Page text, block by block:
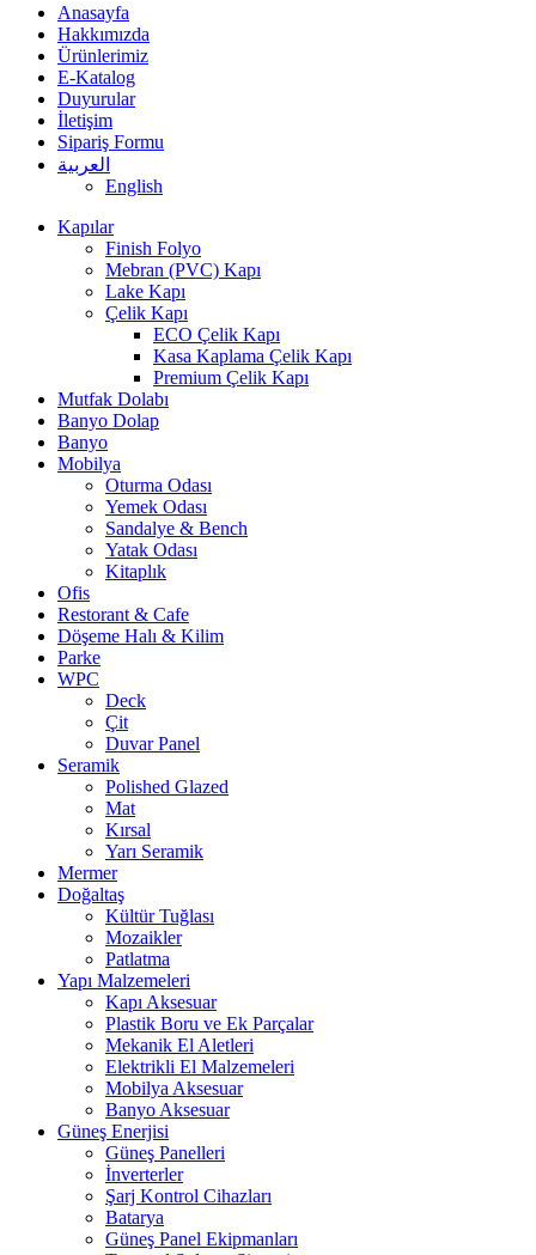
Anasayfa
Hakkımızda
Ürünlerimiz
E-Katalog
Duyurular
İletişim
Sipariş Formu
العربية
English
Kapılar
Finish Folyo
Mebran (PVC) Kapı
Lake Kapı
Çelik Kapı
ECO Çelik Kapı
Kasa Kaplama Çelik Kapı
Premium Çelik Kapı
Mutfak Dolabı
Banyo Dolap
Banyo
Mobilya
Oturma Odası
Yemek Odası
Sandalye & Bench
Yatak Odası
Kitaplık
Ofis
Restorant & Cafe
Döşeme Halı & Kilim
Parke
WPC
Deck
Çit
Duvar Panel
Seramik
Polished Glazed
Mat
Kırsal
Yarı Seramik
Mermer
Doğaltaş
Kültür Tuğlası
Mozaikler
Patlatma
Yapı Malzemeleri
Kapı Aksesuar
Plastik Boru ve Ek Parçalar
Mekanik El Aletleri
Elektrikli El Malzemeleri
Mobilya Aksesuar
Banyo Aksesuar
Güneş Enerjisi
Güneş Panelleri
İnverterler
Şarj Kontrol Cihazları
Batarya
Güneş Panel Ekipmanları